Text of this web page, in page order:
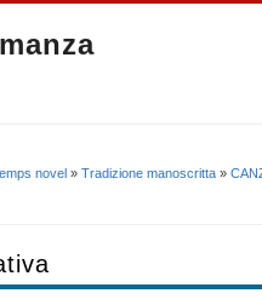
novel » Tradizione manoscritta »